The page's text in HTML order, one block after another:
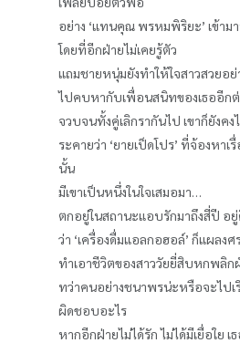
อย่าง ‘แทนคุณ พรหมพิริยะ’ เข้าม
โดยที่อีกฝ่ายไม่เคยรู้ตัว
แถมชายหนุ่มยังทำให้ใจสาวสวยอย่
ไปคบหากับเพื่อนสนิทของเธออีกต่
จวบจนทั้งคู่เลิกรากันไป เขาก็ยังคง
ระคายว่า ‘ยายเป็ดโปร’ ที่จ้องหาเ
นั้น
มีเขาเป็นหนึ่งในใจเสมอมา…
ตกอยู่ในสถานะแอบรักมาถึงสี่ปี อ
ว่า ‘เครื่องดื่มแอลกอฮอล์’ ก็แผลงศ
ทำเอาชีวิตของสาววัยยี่สิบหกพลิก
ทว่าคนอย่างชนาพรน่ะหรือจะไปเ
ผิดชอบอะไร
หากอีกฝ่ายไม่ได้รัก ไม่ได้มีเยื่อใย